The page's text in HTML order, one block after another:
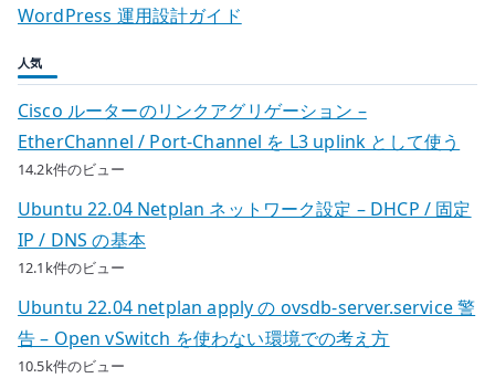
WordPress 運用設計ガイド
人気
Cisco ルーターのリンクアグリゲーション –
EtherChannel / Port-Channel を L3 uplink として使う
14.2k件のビュー
Ubuntu 22.04 Netplan ネットワーク設定 – DHCP / 固定
IP / DNS の基本
12.1k件のビュー
Ubuntu 22.04 netplan apply の ovsdb-server.service 警
告 – Open vSwitch を使わない環境での考え方
10.5k件のビュー